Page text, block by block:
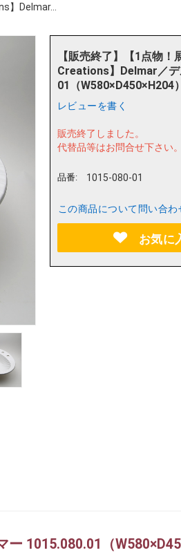
】Delmar...
【販売終了】【1点物
Creations】Delmar／
01（W580×D450×H204）
レビューを書く
販売終了しました。
代替品等はお問合せ下さい。
品番: 1015-080-01
この商品について問い合わ
お気に
1015.080.01（